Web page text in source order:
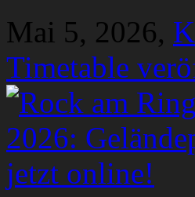
Mai 5, 2026,
Timetable